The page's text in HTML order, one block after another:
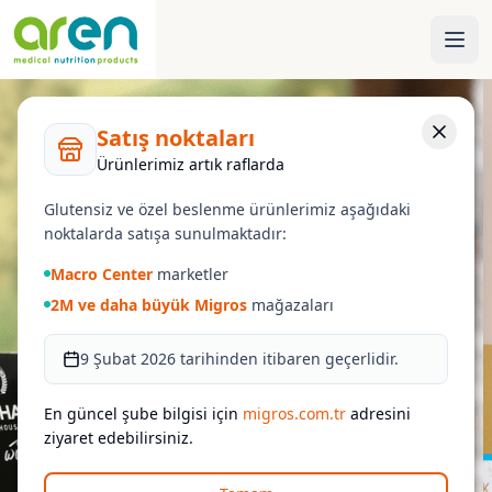
Satış noktaları
Ürünlerimiz artık raflarda
Glutensiz ve özel beslenme ürünlerimiz aşağıdaki
noktalarda satışa sunulmaktadır:
Macro Center marketler
2M ve daha büyük Migros mağazaları
9 Şubat 2026 tarihinden itibaren geçerlidir.
En güncel şube bilgisi için migros.com.tr adresini
ziyaret edebilirsiniz.